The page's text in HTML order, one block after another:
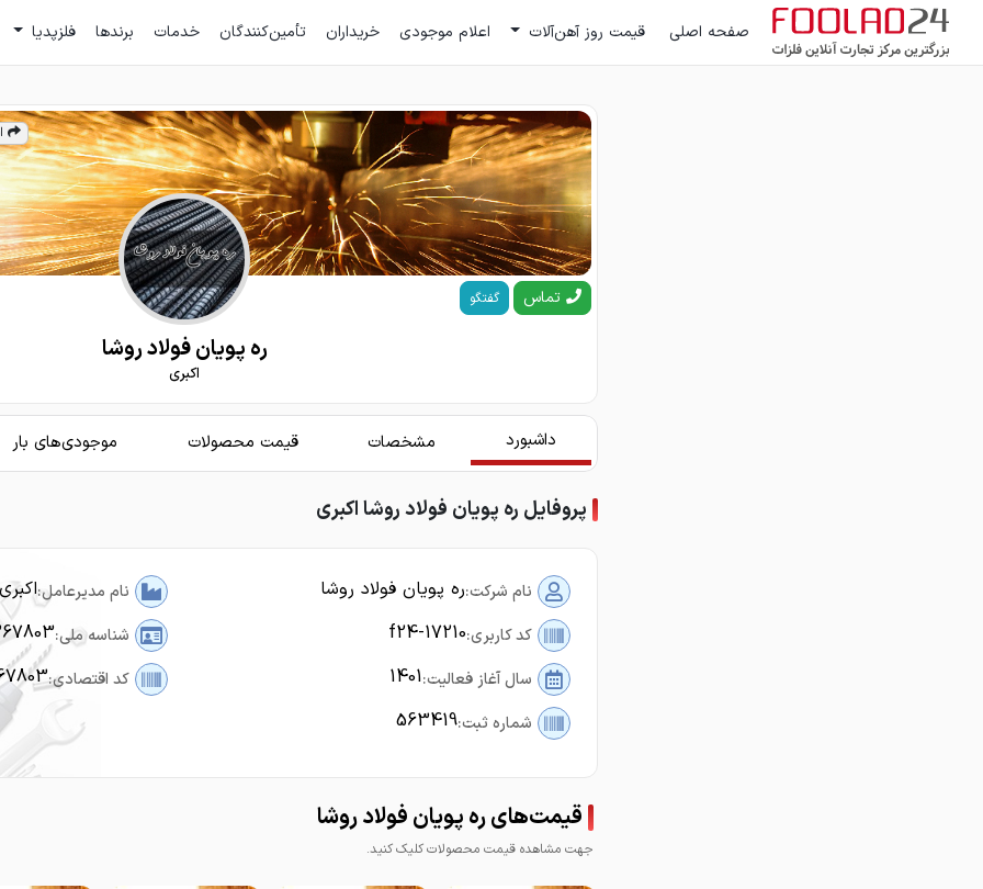
صفحه اصلی قیمت روز آهن‌آلات اعلام موجودی خریداران تأمین‌کنندگان خدمات برندها فلزپدیا
تماس گفتگو
ره پویان فولاد روشا
اکبری
داشبورد مشخصات قیمت محصولات موجودی‌های بار
پروفایل ره پویان فولاد روشا اکبری
نام شرکت:ره پویان فولاد روشا نام مدیرعامل:اکبری
کد کاربری:f24-17210 شناسه ملی:
سال آغاز فعالیت:1401 کد اقتصادی:
شماره ثبت:563419
قیمت‌های ره پویان فولاد روشا
جهت مشاهده قیمت محصولات کلیک کنید.